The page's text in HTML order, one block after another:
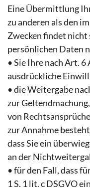
Eine Übermittlung
zu anderen als den
Zwecken findet
persönlichen Daten
• Sie Ihre nach Art. 6
ausdrückliche
• die Weitergabe
zur
von
zur Annahme
dass Sie ein
an der
• für den Fall, dass
1 S. 1 lit. c DSGVO